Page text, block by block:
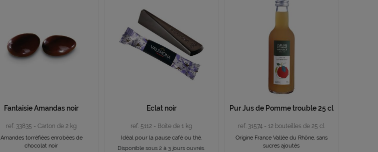
Fantaisie Amandas noir
ref. 33835 - Carton de 2 kg
Amandes torréfiées enrobées de
chocolat noir
Eclat noir
ref. 5112 - Boite de 1 kg
Idéal pour la pause café ou thé.
Disponible sous 2 à 3 jours ouvrés.
Pur Jus de Pomme trouble 25 cl
ref. 31574 - 12 bouteilles de 25 cl
Origine France Vallée du Rhône, sans
sucres ajoutés